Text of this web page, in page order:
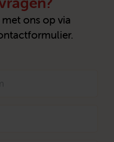
ons op via